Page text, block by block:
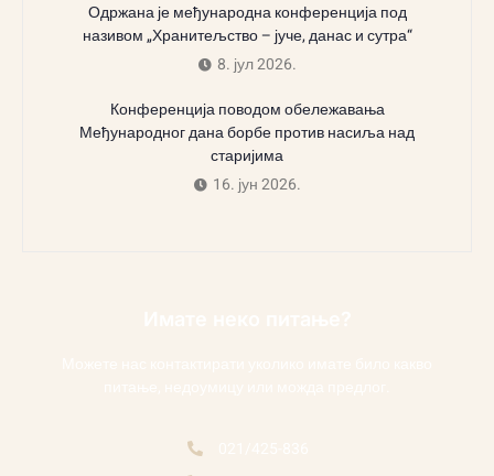
Одржана је међународна конференција под
називом „Хранитељство – јуче, данас и сутра“
8. јул 2026.
Конференција поводом обележавања
Међународног дана борбе против насиља над
старијима
16. јун 2026.